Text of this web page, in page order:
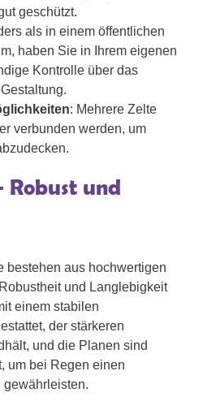
geschützt.
als in einem öffentlichen
haben Sie in Ihrem eigenen
Kontrolle über das
: Mehrere Zelte
verbunden werden, um
und
bestehen aus hochwertigen
und Langlebigkeit
einem stabilen
der stärkeren
und die Planen sind
um bei Regen einen